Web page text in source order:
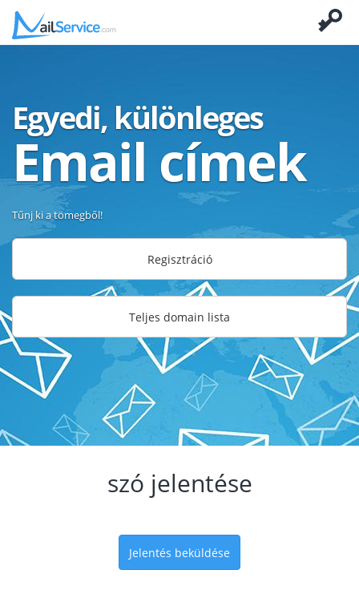
Egyedi, különleges
Email címek
Tűnj ki a tömegből!
Regisztráció
Teljes domain lista
szó jelentése
Jelentés beküldése